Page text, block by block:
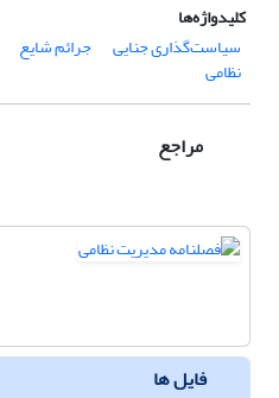
کلیدواژه‌ها
سیاست‌گذاری جنایی
جرائم شایع
نظامی
مراجع
فایل ها